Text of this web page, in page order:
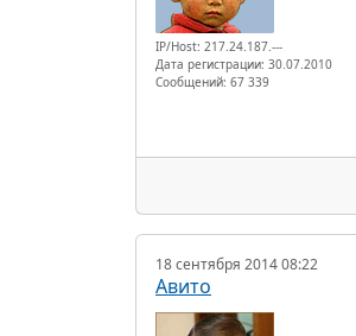
IP/Host: 217.24.187.---
Дата регистрации: 30.07.2010
Сообщений: 67 339
18 сентября 2014 08:22
Авито